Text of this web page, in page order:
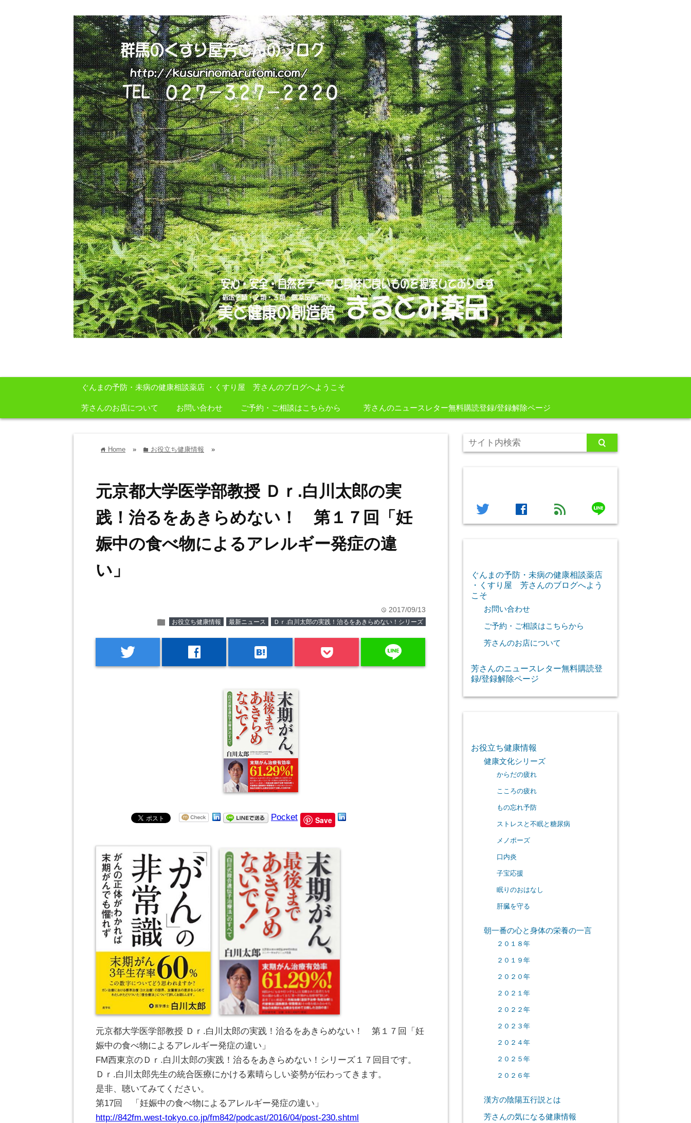
ぐんまの予防・未病の健康相談薬店 ・くすり屋 芳さんのブログへようこそ
芳さんのお店について お問い合わせ ご予約・ご相談はこちらから 芳さんのニュースレター無料購読登録/登録解除ページ
home Home » folder お役立ち健康情報 »
元京都大学医学部教授 Ｄｒ.白川太郎の実
践！治るをあきらめない！ 第１７回「妊
娠中の食べ物によるアレルギー発症の違
い」
time 2017/09/13
folder お役立ち健康情報 最新ニュース Ｄｒ.白川太郎の実践！治るをあきらめない！シリーズ
twitter facebook hatenabookmark line
Pocket Save
元京都大学医学部教授 Ｄｒ.白川太郎の実践！治るをあきらめない！ 第１７回「妊
娠中の食べ物によるアレルギー発症の違い」
FM西東京のＤｒ.白川太郎の実践！治るをあきらめない！シリーズ１７回目です。
Ｄｒ.白川太郎先生の統合医療にかける素晴らしい姿勢が伝わってきます。
是非、聴いてみてください。
第17回 「妊娠中の食べ物によるアレルギー発症の違い」
http://842fm.west-tokyo.co.jp/fm842/podcast/2016/04/post-230.shtml
twitter facebook feed line
ぐんまの予防・未病の健康相談薬店
・くすり屋 芳さんのブログへよう
こそ
お問い合わせ
ご予約・ご相談はこちらから
芳さんのお店について
芳さんのニュースレター無料購読登
録/登録解除ページ
お役立ち健康情報
健康文化シリーズ
からだの疲れ
こころの疲れ
もの忘れ予防
ストレスと不眠と糖尿病
メノポーズ
口内炎
子宝応援
眠りのおはなし
肝臓を守る
朝一番の心と身体の栄養の一言
２０１８年
２０１９年
２０２０年
２０２１年
２０２２年
２０２３年
２０２４年
２０２５年
２０２６年
漢方の陰陽五行説とは
芳さんの気になる健康情報